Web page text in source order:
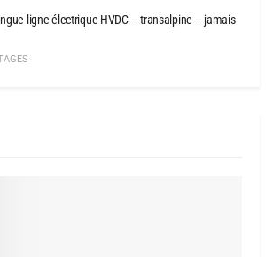
ligne électrique HVDC – transalpine – jamais